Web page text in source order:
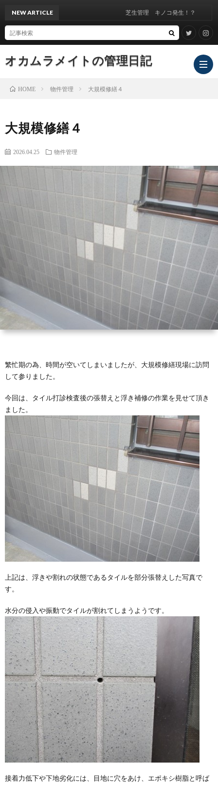
オカムラメイトの管理日記
NEW ARTICLE 芝生管理 キノコ発生！？
HOME 物件管理 大規模修繕４
大規模修繕４
2026.04.25 物件管理
繁忙期の為、時間が空いてしまいましたが、大規模修繕現場に訪問
して参りました。
今回は、タイル打診検査後の張替えと浮き補修の作業を見せて頂き
ました。
上記は、浮きや割れの状態であるタイルを部分張替えした写真で
す。
水分の侵入や振動でタイルが割れてしまうようです。
接着力低下や下地劣化には、目地に穴をあけ、エポキシ樹脂と呼ば